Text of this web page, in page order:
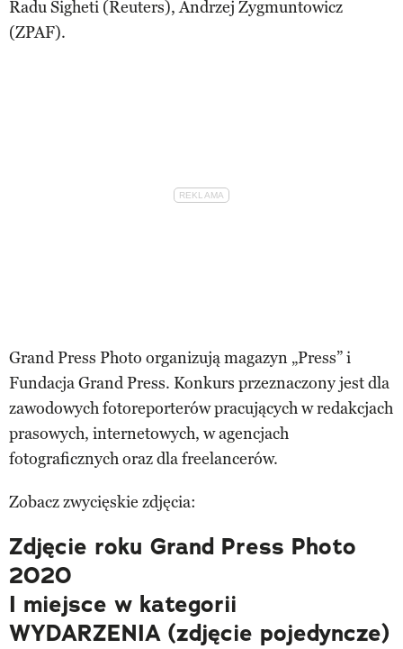
Radu Sigheti (Reuters), Andrzej Zygmuntowicz
(ZPAF).
Grand Press Photo organizują magazyn „Press” i
Fundacja Grand Press. Konkurs przeznaczony jest dla
zawodowych fotoreporterów pracujących w redakcjach
prasowych, internetowych, w agencjach
fotograficznych oraz dla freelancerów.
Zobacz zwycięskie zdjęcia:
Zdjęcie roku Grand Press Photo
2020
I miejsce w kategorii
WYDARZENIA (zdjęcie pojedyncze)